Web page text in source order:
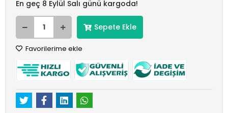
En geç 8 Eylül Salı günü kargoda!
Sepete Ekle
Favorilerime ekle